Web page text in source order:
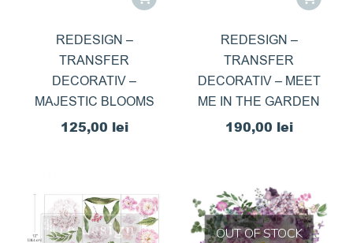
REDESIGN –
TRANSFER
DECORATIV –
MAJESTIC BLOOMS
125,00 lei
REDESIGN –
TRANSFER
DECORATIV – MEET
ME IN THE GARDEN
190,00 lei
OUT OF STOCK